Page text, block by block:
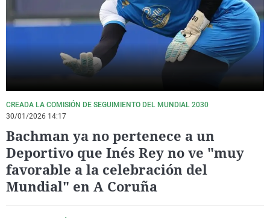
La rosa de los vientos
Gente viajera
Como el perro y el
Caso
Retornados
Equipo de
Operación Viuda
Extremadura
Galicia
La Rioja
País Vasco
Virales
Televisión
Elecciones
CREADA LA COMISIÓN DE SEGUIMIENTO DEL MUNDIAL 2030
30/01/2026 14:17
Bachman ya no pertenece a un
Deportivo que Inés Rey no ve "muy
favorable a la celebración del
Mundial" en A Coruña